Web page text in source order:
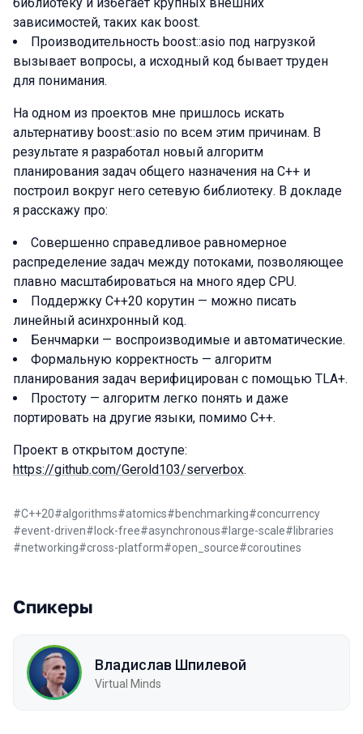
зависимостей, таких как boost.
Производительность boost::asio под нагрузкой
вызывает вопросы, а исходный код бывает труден
для понимания.
На одном из проектов мне пришлось искать
альтернативу boost::asio по всем этим причинам. В
результате я разработал новый алгоритм
планирования задач общего назначения на С++ и
построил вокруг него сетевую библиотеку. В докладе
я расскажу про:
Совершенно справедливое равномерное
распределение задач между потоками, позволяющее
плавно масштабироваться на много ядер CPU.
Поддержку C++20 корутин — можно писать
линейный асинхронный код.
Бенчмарки — воспроизводимые и автоматические.
Формальную корректность — алгоритм
планирования задач верифицирован с помощью TLA+.
Простоту — алгоритм легко понять и даже
портировать на другие языки, помимо C++.
Проект в открытом доступе:
https://github.com/Gerold103/serverbox.
#C++20#algorithms#atomics#benchmarking#concurrency
#event-driven# lock-free#asynchronous# large-scale# libraries
#networking#cross-platform#open_source#coroutines
Спикеры
Владислав Шпилевой
Virtual Minds